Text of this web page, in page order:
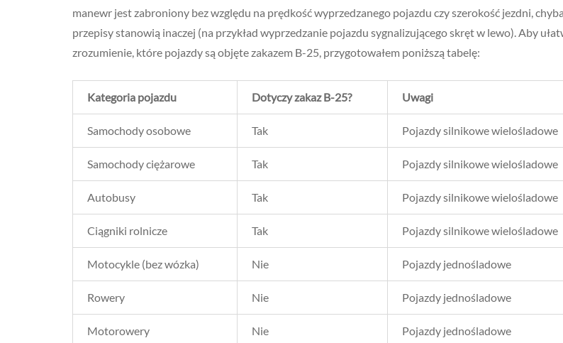
manewr jest zabroniony bez względu na prędkość wyprzedzanego pojazdu czy szerokość jezdni,
przepisy stanowią inaczej (na przykład wyprzedzanie pojazdu sygnalizującego skręt w lewo). Aby
zrozumienie, które pojazdy są objęte zakazem B-25, przygotowałem poniższą tabelę:
Kategoria pojazdu Dotyczy zakaz B-25? Uwagi
Samochody osobowe Tak Pojazdy silnikowe wielośladowe
Samochody ciężarowe Tak Pojazdy silnikowe wielośladowe
Autobusy Tak Pojazdy silnikowe wielośladowe
Ciągniki rolnicze Tak Pojazdy silnikowe wielośladowe
Motocykle (bez wózka) Nie Pojazdy jednośladowe
Rowery Nie Pojazdy jednośladowe
Motorowery Nie Pojazdy jednośladowe